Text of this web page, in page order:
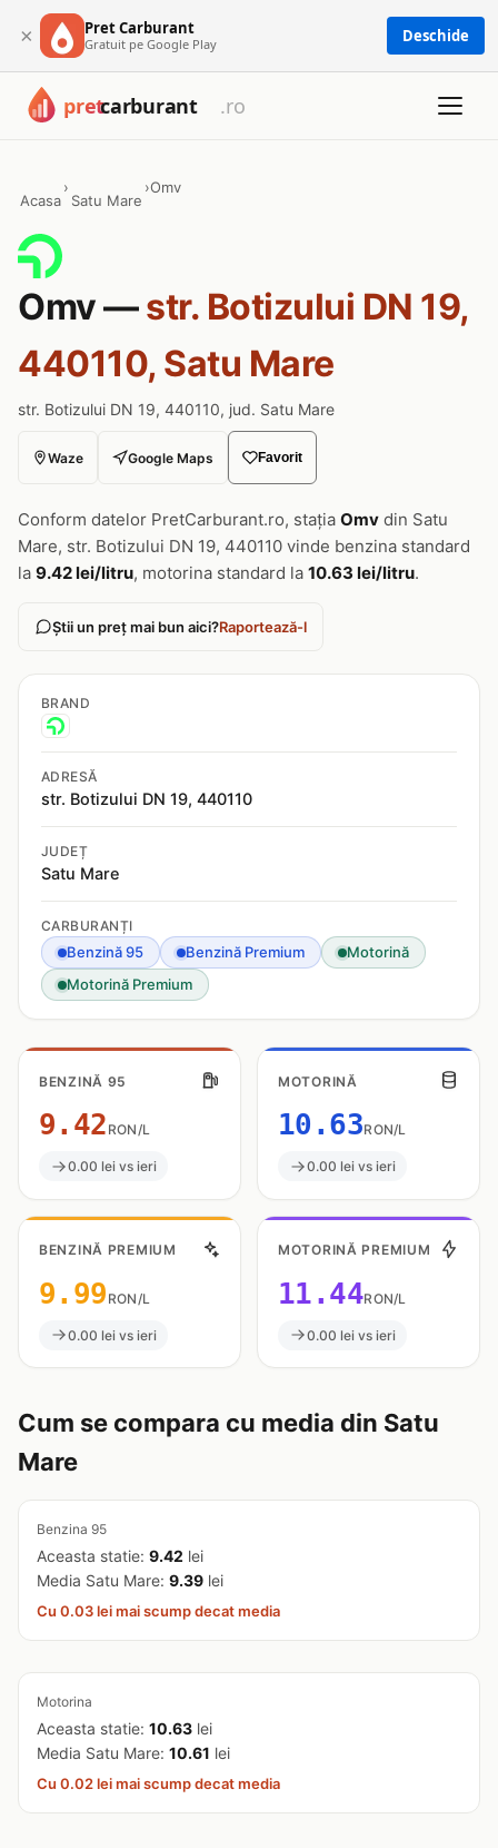
× Pret Carburant
Gratuit pe Google Play Deschide
Acasa
›
Satu Mare
›Omv
Omv —str. Botizului DN 19,
440110, Satu Mare
str. Botizului DN 19, 440110, jud. Satu Mare
Waze Google Maps Favorit
Conform datelor PretCarburant.ro, stația Omv din Satu
Mare, str. Botizului DN 19, 440110 vinde benzina standard
la 9.42 lei/litru, motorina standard la 10.63 lei/litru.
Știi un preț mai bun aici?Raportează-l
BRAND
ADRESĂ
str. Botizului DN 19, 440110
JUDEȚ
Satu Mare
CARBURANȚI
Benzină 95 Benzină Premium
Motorină
Motorină Premium
BENZINĂ 95
9.42 RON/L
0.00 lei vs ieri
MOTORINĂ
10.63RON/L
0.00 lei vs ieri
BENZINĂ PREMIUM
9.99 RON/L
0.00 lei vs ieri
MOTORINĂ PREMIUM
11.44RON/L
0.00 lei vs ieri
Cum se compara cu media din Satu
Mare
Benzina 95
Aceasta statie: 9.42 lei
Media Satu Mare: 9.39 lei
Cu 0.03 lei mai scump decat media
Motorina
Aceasta statie: 10.63 lei
Media Satu Mare: 10.61 lei
Cu 0.02 lei mai scump decat media